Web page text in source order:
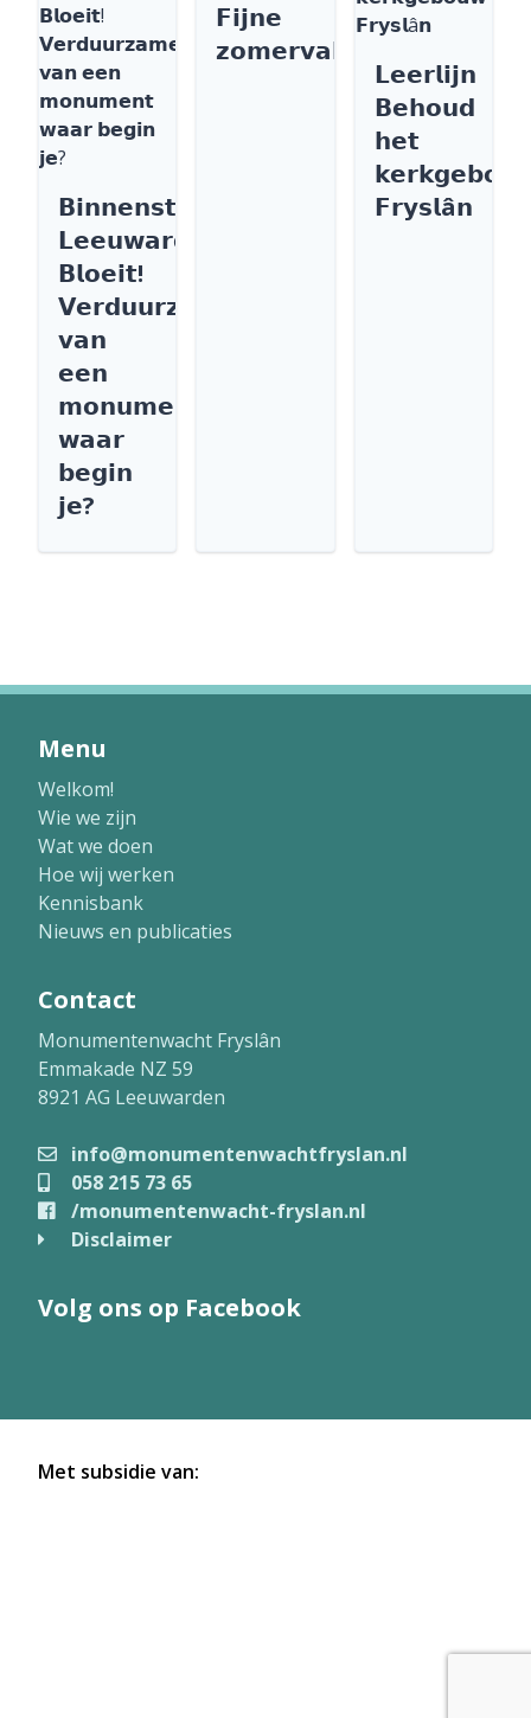
𝗕𝗶𝗻𝗻𝗲𝗻𝘀𝘁𝗮𝗱
𝗟𝗲𝗲𝘂𝘄𝗮𝗿𝗱𝗲𝗻
𝗕𝗹𝗼𝗲𝗶𝘁!
𝗩𝗲𝗿𝗱𝘂𝘂𝗿𝘇𝗮𝗺𝗲𝗻
𝘃𝗮𝗻
𝗲𝗲𝗻
𝗺𝗼𝗻𝘂𝗺𝗲𝗻𝘁
𝘄𝗮𝗮𝗿
𝗯𝗲𝗴𝗶𝗻
𝗷𝗲?
𝗙𝗶𝗷𝗻𝗲
𝘇𝗼𝗺𝗲𝗿𝘃𝗮𝗸𝗮𝗻𝘁𝗶𝗲
𝗟𝗲𝗲𝗿𝗹𝗶𝗷𝗻
𝗕𝗲𝗵𝗼𝘂𝗱
𝗵𝗲𝘁
𝗙𝗿𝘆𝘀𝗹â𝗻
Menu
Welkom!
Wie we zijn
Wat we doen
Hoe wij werken
Kennisbank
Nieuws en publicaties
Contact
Monumentenwacht Fryslân
Emmakade NZ 59
8921 AG Leeuwarden
info@monumentenwachtfryslan.nl
058 215 73 65
/monumentenwacht-fryslan.nl
Disclaimer
Volg ons op Facebook
Met subsidie van: